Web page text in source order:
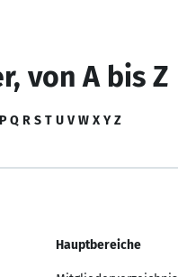
von A bis Z
P Q R S T U V W X Y Z
Hauptbereiche